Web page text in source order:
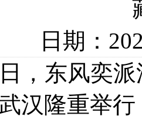
日期：
，东风奕
汉隆重举行